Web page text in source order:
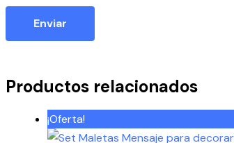
Productos relacionados
¡Oferta!